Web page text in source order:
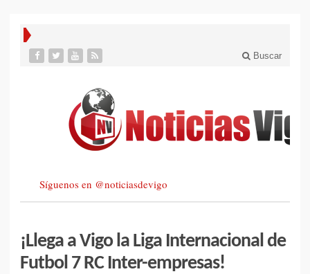
Buscar
Síguenos en @noticiasdevigo
¡Llega a Vigo la Liga Internacional de
Futbol 7 RC Inter-empresas!